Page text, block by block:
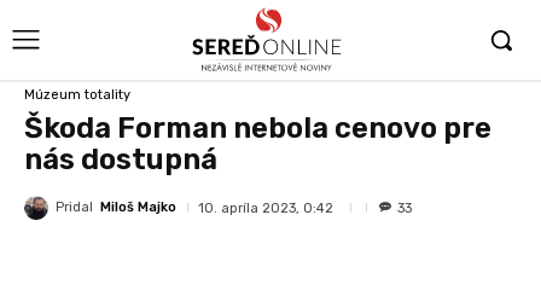
Múzeum totality
Škoda Forman nebola cenovo pre
nás dostupná
Pridal Miloš Majko 10. apríla 2023, 0:42 33